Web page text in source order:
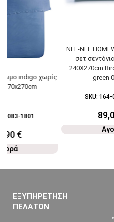
indigo χωρίς
170x270cm
083-1801
€
NEF-NEF
σετ
240Χ270cm
green
SKU: 164-
ΕΞΥΠΗΡΕΤΗΣΗ
ΠΕΛΑΤΩΝ